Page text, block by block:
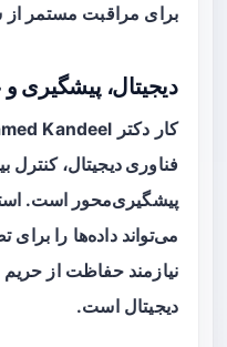
برای مراقبت مستمر از
دیجیتال،
کار دکتر Amr Mohamed Kandeel نمونه‌ای از تلاقی
فناوری دیجیتال،
پیشگیری‌محور است.
می‌تواند داده‌ها را برای
نیازمند حفاظت از
دیجیتال است.